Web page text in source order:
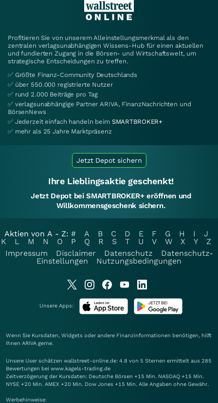
Profitieren Sie von unserem Alleinstellungsmerkmal als den
zentralen verlagsunabhängigen Wissens-Hub für einen aktuellen
und fundierten Zugang in die Börsen- und Wirtschaftswelt, um
strategische Entscheidungen zu treffen.
✅ Größte Finanz-Community Deutschlands
✅ über 550.000 registrierte Nutzer
✅ rund 2.000 Beiträge pro Tag
✅ verlagsunabhängige Partner ARIVA, FinanzNachrichten und
BörsenNews
✅ Jederzeit einfach handeln beim SMARTBROKER+
✅ mehr als 25 Jahre Marktpräsenz
Jetzt Depot sichern
Ihre Lieblingsaktie geschenkt!
Jetzt Depot bei SMARTBROKER+ eröffnen und
Willkommensgeschenk sichern.
Aktien von A - Z: # A B C D E F G H I
J
K
L M N O P Q R S T U V W X Y
Z
Impressum
Disclaimer Datenschutz
Datenschutz-
Einstellungen
Nutzungsbedingungen
Unsere Apps:
Wenn Sie Kursdaten, Widgets oder andere Finanzinformationen benötigen, hilft
Ihnen ARIVA gerne.
Unsere User schätzen wallstreet-online.de: 4.8 von 5 Sternen ermittelt aus 285
Bewertungen bei www.kagels-trading.de
Zeitverzögerung der Kursdaten: Deutsche Börsen +15 Min. NASDAQ +15 Min.
NYSE +20 Min. AMEX +20 Min. Dow Jones +15 Min. Alle Angaben ohne Gewähr.
Werbehinweise: